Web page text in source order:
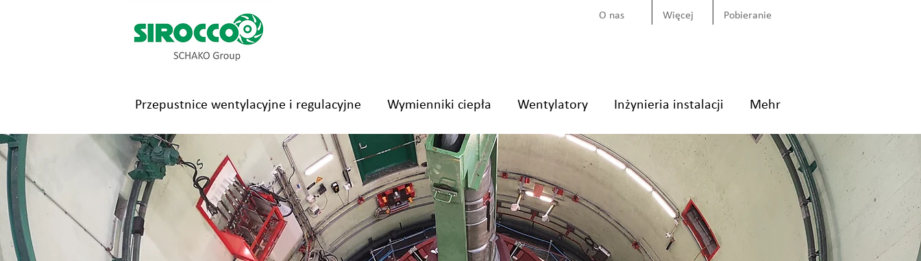
O nas Więcej Pobieranie
Przepustnice wentylacyjne i regulacyjne Wymienniki ciepła Wentylatory Inżynieria instalacji Mehr